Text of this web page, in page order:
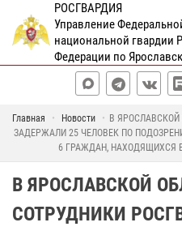
РОСГВАРДИЯ
Управление
национальной гвардии
Федерации по
Главная Новости
В
ЗАДЕРЖАЛИ 25 ЧЕЛОВЕК ПО
6 ГРАЖДАН, НАХОДЯЩИХСЯ
В ЯРОСЛАВСКОЙ
СОТРУДНИКИ